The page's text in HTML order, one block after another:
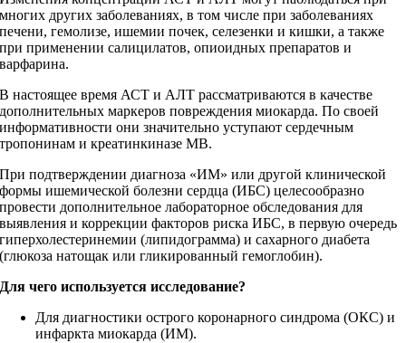
многих других заболеваниях, в том числе при заболеваниях
печени, гемолизе, ишемии почек, селезенки и кишки, а также
при применении салицилатов, опиоидных препаратов и
варфарина.
В настоящее время АСТ и АЛТ рассматриваются в качестве
дополнительных маркеров повреждения миокарда. По своей
информативности они значительно уступают сердечным
тропонинам и креатинкиназе MB.
При подтверждении диагноза «ИМ» или другой клинической
формы ишемической болезни сердца (ИБС) целесообразно
провести дополнительное лабораторное обследования для
выявления и коррекции факторов риска ИБС, в первую очередь
гиперхолестеринемии (липидограмма) и сахарного диабета
(глюкоза натощак или гликированный гемоглобин).
Для чего используется исследование?
Для диагностики острого коронарного синдрома (ОКС) и
инфаркта миокарда (ИМ).